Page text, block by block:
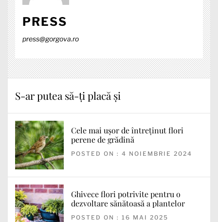
PRESS
press@gorgova.ro
S-ar putea să-ți placă și
Cele mai ușor de întreținut flori
perene de grădină
POSTED ON : 4 NOIEMBRIE 2024
Ghivece flori potrivite pentru o
dezvoltare sănătoasă a plantelor
POSTED ON : 16 MAI 2025